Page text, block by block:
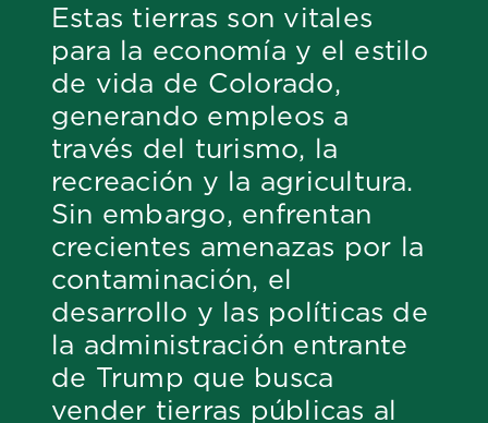
Estas tierras son vitales
para la economía y el estilo
de vida de Colorado,
generando empleos a
través del turismo, la
recreación y la agricultura.
Sin embargo, enfrentan
crecientes amenazas por la
contaminación, el
desarrollo y las políticas de
la administración entrante
de Trump que busca
vender tierras públicas al